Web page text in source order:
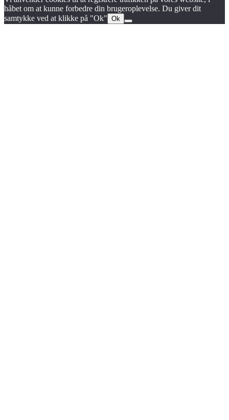
håbet om at kunne forbedre din brugeroplevelse. Du giver dit
samtykke ved at klikke på "Ok" Ok